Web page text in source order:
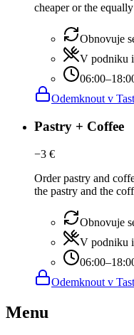
cheaper or the
Obnovuje
V podniku i
Odemknout v
Pastry + Coffee
−3 €
Order pastry and
the pastry and the
Obnovuje
V podniku i
Odemknout v
Menu